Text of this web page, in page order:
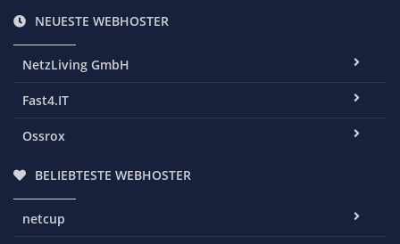
NEUESTE WEBHOSTER
NetzLiving GmbH
Fast4.IT
Ossrox
BELIEBTESTE WEBHOSTER
netcup